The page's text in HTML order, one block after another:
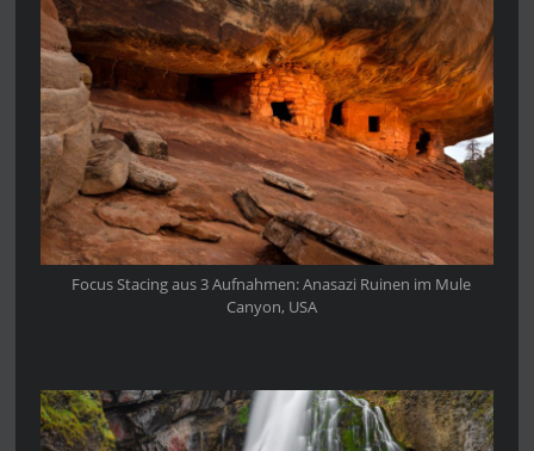
Focus Stacing aus 3 Aufnahmen: Anasazi Ruinen im Mule
Canyon, USA